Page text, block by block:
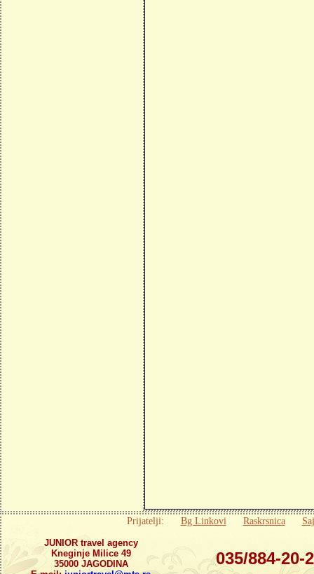
Prijatelji: Bg Linkovi Raskrsnica
JUNIOR travel agency
Kneginje Milice 49
35000 JAGODINA
035/884-20-